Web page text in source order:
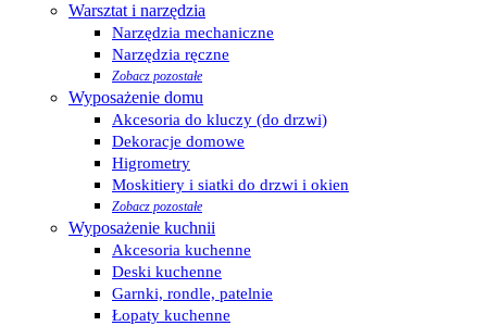
Warsztat i narzędzia
Narzędzia mechaniczne
Narzędzia ręczne
Zobacz pozostałe
Wyposażenie domu
Akcesoria do kluczy (do drzwi)
Dekoracje domowe
Higrometry
Moskitiery i siatki do drzwi i okien
Zobacz pozostałe
Wyposażenie kuchnii
Akcesoria kuchenne
Deski kuchenne
Garnki, rondle, patelnie
Łopaty kuchenne